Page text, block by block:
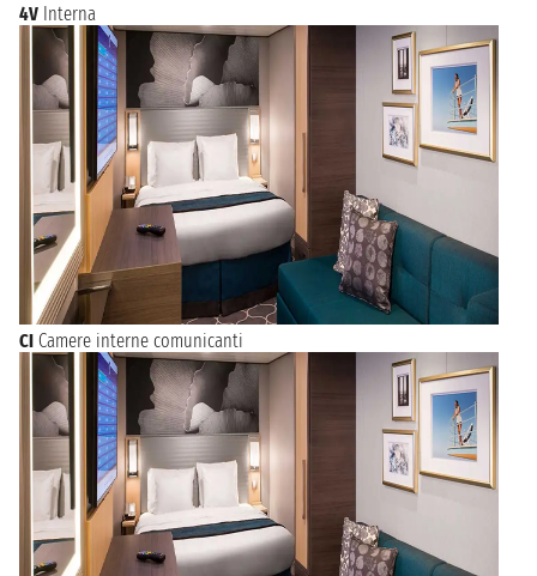
4V Interna
CI Camere interne comunicanti